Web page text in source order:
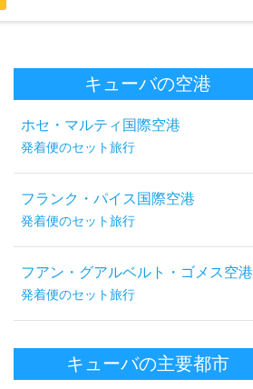
キューバの空港
ホセ・マルティ国際空港
発着便のセット旅行
フランク・パイス国際空港
発着便のセット旅行
フアン・グアルベルト・ゴメス空港
発着便のセット旅行
キューバの主要都市